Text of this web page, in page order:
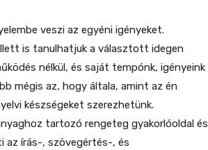
veszi az egyéni igényeket.
is tanulhatjuk a választott idegen
nélkül, és saját tempónk, igényeink
mégis az, hogy általa, amint az én
készségeket szerezhetünk.
tartozó rengeteg gyakorlóoldal és
az írás-, szövegértés-, és